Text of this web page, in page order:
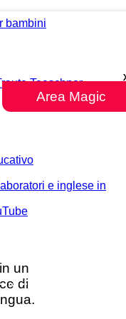
Taeschner
e inglese in
Area Magic
un
di